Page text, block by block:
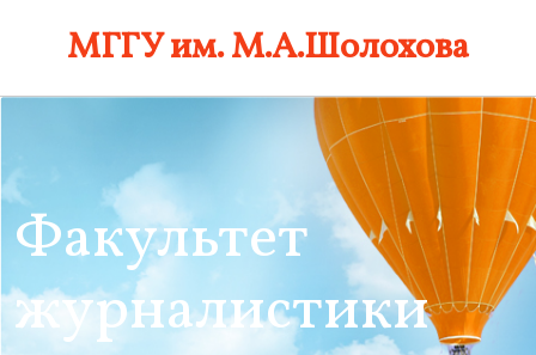
МГГУ им. М.А.Шолохова
Факультет
журналистики